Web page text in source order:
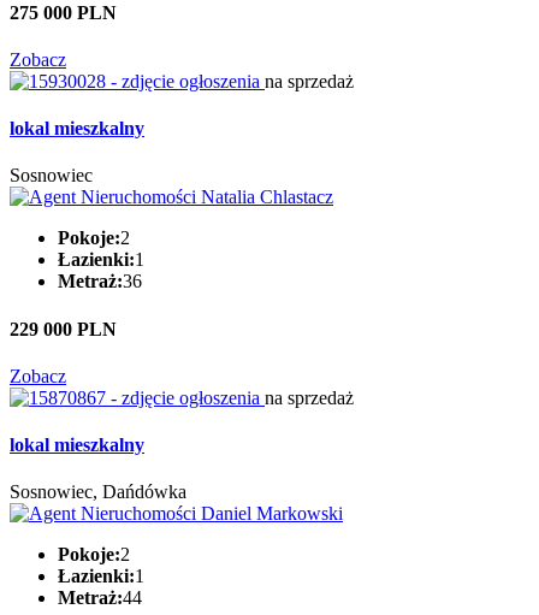
275 000 PLN
Zobacz
na sprzedaż
lokal mieszkalny
Sosnowiec
Pokoje:2
Łazienki:1
Metraż:36
229 000 PLN
Zobacz
na sprzedaż
lokal mieszkalny
Sosnowiec, Dańdówka
Pokoje:2
Łazienki:1
Metraż:44